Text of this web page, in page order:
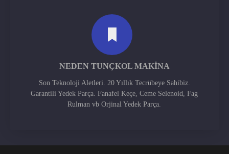
NEDEN TUNÇKOL MAKINA
Son Teknoloji Aletleri. 20 Yıllık Tecrübeye Sahibiz.
Garantili Yedek Parça. Fanafel Keçe, Ceme Selenoid, Fag
Rulman vb Orjinal Yedek Parça.